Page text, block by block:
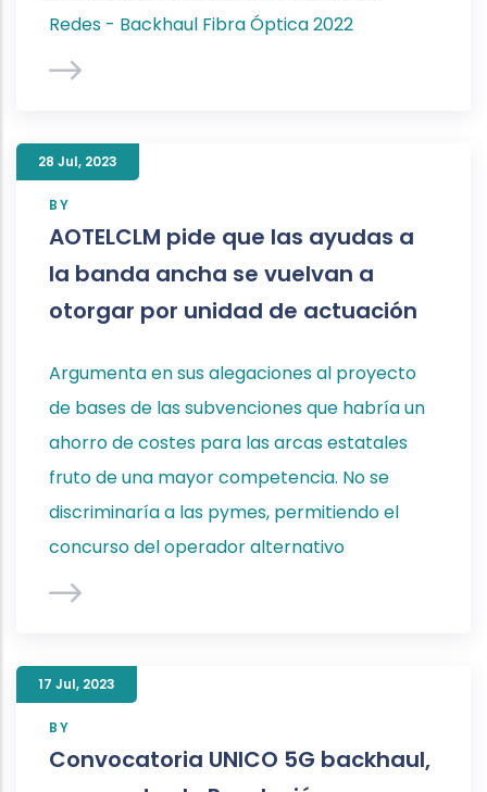
Redes - Backhaul Fibra Óptica 2022
28 Jul, 2023
BY
AOTELCLM pide que las ayudas a
la banda ancha se vuelvan a
otorgar por unidad de actuación
Argumenta en sus alegaciones al proyecto
de bases de las subvenciones que habría un
ahorro de costes para las arcas estatales
fruto de una mayor competencia. No se
discriminaría a las pymes, permitiendo el
concurso del operador alternativo
17 Jul, 2023
BY
Convocatoria UNICO 5G backhaul,